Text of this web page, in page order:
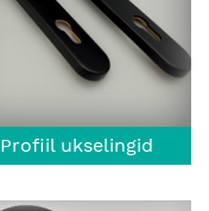
Profiil ukselingid